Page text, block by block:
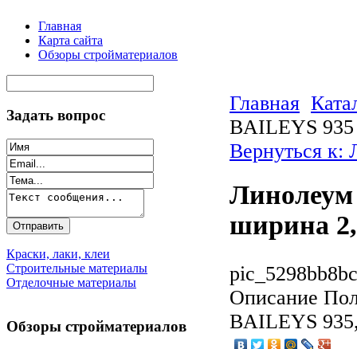
Главная
Карта сайта
Обзоры стройматериалов
Задать вопрос
Краски, лаки, клеи
Строительные материалы
Отделочные материалы
Обзоры стройматериалов
Главная
BAILEYS
Вернуться к:
ширина
Описание
BAILEYS